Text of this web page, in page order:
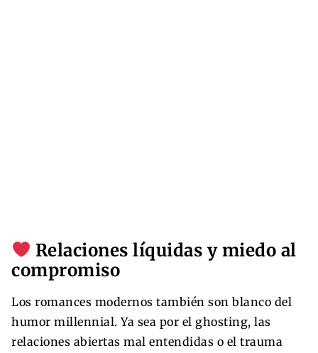
Relaciones líquidas y miedo al
compromiso
Los romances modernos también son blanco del
humor millennial. Ya sea por el ghosting, las
relaciones abiertas mal entendidas o el trauma